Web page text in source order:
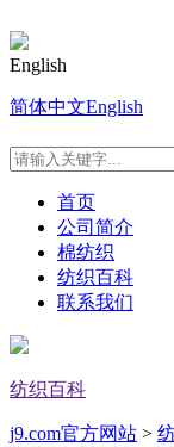
English
简体中文English
首页
公司简介
棉纺织
纺织百科
联系我们
纺织百科
j9.com官方网站 >